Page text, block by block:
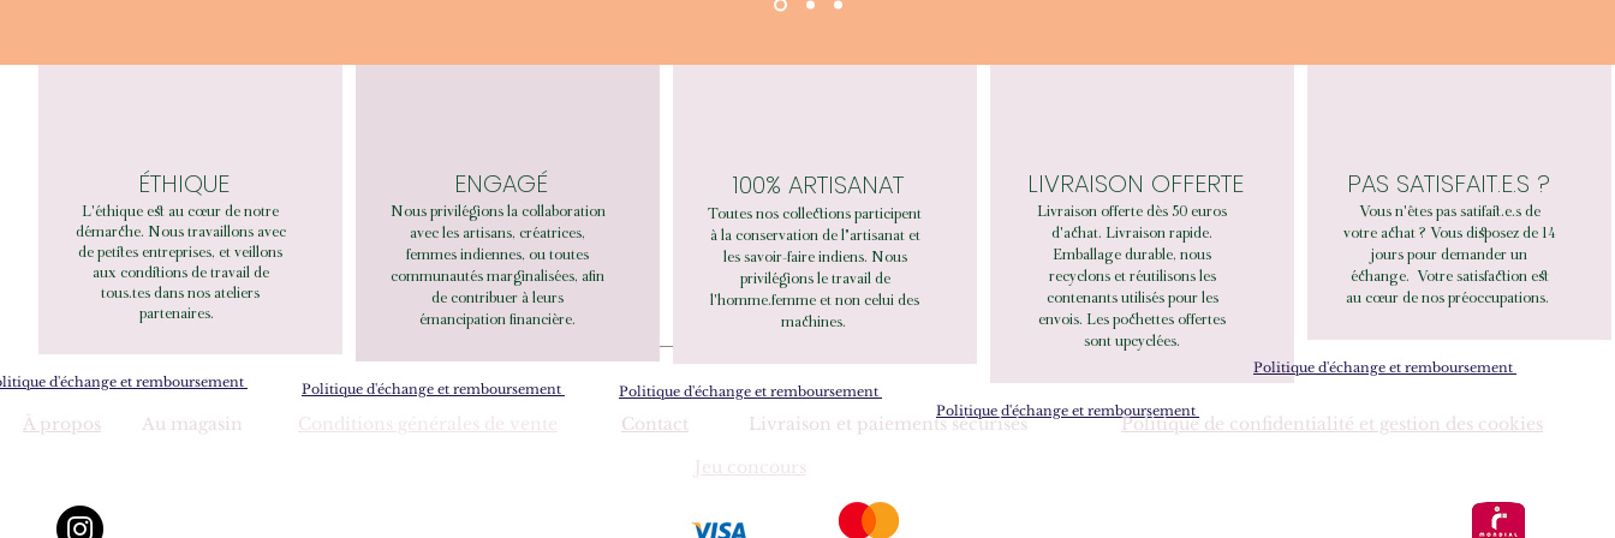
ÉTHIQUE
L'éthique est au cœur de notre
démarche. Nous travaillons avec
de petites entreprises, et veillons
aux conditions de travail de
tous.tes dans nos ateliers
partenaires.
d'échange et remboursement
ENGAGÉ
Nous privilégions la collaboration
avec les artisans, créatrices,
femmes indiennes, ou toutes
communautés marginalisées, afin
de contribuer à leurs
émancipation financière.
Politique d'échange et remboursement
100% ARTISANAT
Toutes nos collections participent
à la conservation de l"artisanat et
les savoir-faire indiens. Nous
privilégions le travail de
l'homme.femme et non celui des
machines.
Politique d'échange et remboursement
LIVRAISON OFFERTE
Livraison offerte dès 50 euros
d'achat. Livraison rapide.
Emballage durable, nous
recyclons et réutilisons les
contenants utilisés pour les
envois. Les pochettes offertes
sont upcyclées.
Politique d'échange et remboursement
PAS SATISFAIT.E.S ?
Vous n'êtes pas satifait.e.s de
votre achat ? Vous disposez de 14
jours pour demander un
échange. Votre satisfaction est
au cœur de nos préoccupations.
Politique d'échange et remboursement
À propos Au magasin Contact Livraison et paiements sécurisés
Conditions générales de vente
Politique de confidentialité et gestion des cookies
Jeu concours